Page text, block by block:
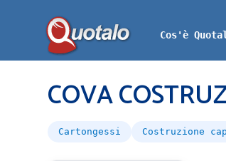
Cos'è
COVA
Cartongessi Costruzione